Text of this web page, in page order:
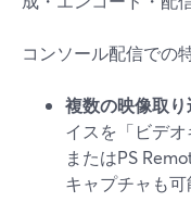
コンソール配信での
複数の映像取り
イスを「ビデオ
またはPS
キャプチャも